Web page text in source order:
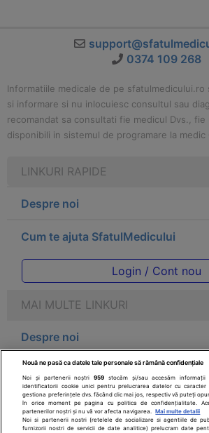
0374 109 268
Informatiile medicale de pe
si informare si nu inlocuiesc consultul sau
recomandat sa consultati fie medicul Dvs., fie
disponibili in sistemul de programare la medic
LINKURI RAPIDE
Despre noi
Cum te ajuta SfatulMedicului
Login / Cont nou
MAI MULTE LINKURI
Despre noi
Legal
Drepturile consumatorului
Nouă ne pasă ca datele tale personale să rămână confidențiale
Noi și partenerii noștri959 stocăm și/sau accesăm
identificatorii cookie unici pentru prelucrarea datelor cu caracter
gestiona preferințele dvs. făcând clic mai jos, respectiv vă puteți
în orice moment pe pagina cu politica de confidențialitate.
partenerilor noștri și nu vă vor afecta navigarea.
Mai multe detalii
Noi si partenerii nostri (retelele de socializare si agentiile de
furnizorii nostri de servicii de date analitice) prelucram date